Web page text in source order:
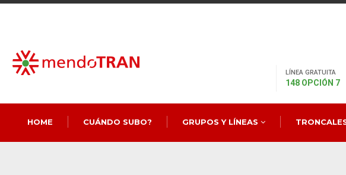
LÍNEA GRATUITA
148 OPCIÓN 7
HOME CUÁNDO SUBO? GRUPOS Y LÍNEAS